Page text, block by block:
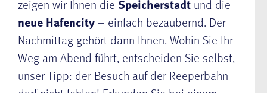
zeigen wir Ihnen die Speicherstadt und die
neue Hafencity – einfach bezaubernd. Der
Nachmittag gehört dann Ihnen. Wohin Sie Ihr
Weg am Abend führt, entscheiden Sie selbst,
unser Tipp: der Besuch auf der Reeperbahn